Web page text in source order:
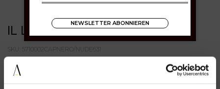
IL LACCIO
SKU: 5710002CAPNERO/NUDE631
€ 89.00
NEWSLETTER ABONNIEREN